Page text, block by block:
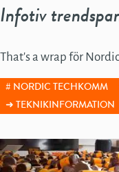
Infotiv
That's a wrap för
NORDIC TECHKOMM
TEKNIKINFORMATION